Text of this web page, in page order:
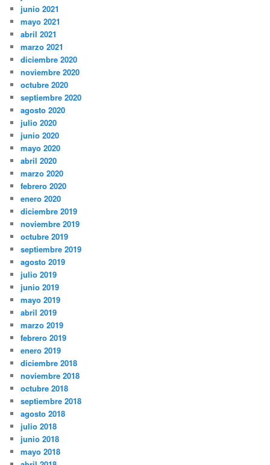
junio 2021
mayo 2021
abril 2021
marzo 2021
diciembre 2020
noviembre 2020
octubre 2020
septiembre 2020
agosto 2020
julio 2020
junio 2020
mayo 2020
abril 2020
marzo 2020
febrero 2020
enero 2020
diciembre 2019
noviembre 2019
octubre 2019
septiembre 2019
agosto 2019
julio 2019
junio 2019
mayo 2019
abril 2019
marzo 2019
febrero 2019
enero 2019
diciembre 2018
noviembre 2018
octubre 2018
septiembre 2018
agosto 2018
julio 2018
junio 2018
mayo 2018